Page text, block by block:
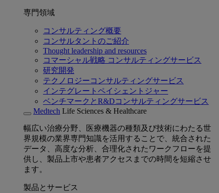
専門領域
コンサルティング概要
コンサルタントのご紹介
Thought leadership and resources
コマーシャル戦略 コンサルティングサービス
研究開発
テクノロジーコンサルティングサービス
インテグレートペイシェントジャー
ベンチマークとR&Dコンサルティングサービス
Medtech Life Sciences & Healthcare
幅広い治療分野、医療機器の種類及び技術にわたる世
界規模の業界専門知識を活用することで、統合された
データ、高度な分析、合理化されたワークフローを提
供し、製品上市や患者アクセスまでの時間を短縮させ
ます。
製品とサービス